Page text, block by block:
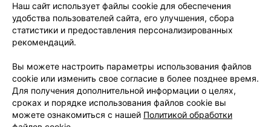
Публичный договор по использованию сервиса
«Афиша»
Пользовательское соглашение
Связаться по вопросам сотрудничества
Написать руководителю relax.by
Персональные настройки cookie
Обработка персональных данных
Наш сайт использует файлы cookie для обеспечения
удобства пользователей сайта, его улучшения, сбора
статистики и предоставления персонализированных
рекомендаций.
Вы можете настроить параметры использования файлов
cookie или изменить свое согласие в более позднее время.
Для получения дополнительной информации о целях,
сроках и порядке использования файлов cookie вы
можете ознакомиться с нашей Политикой обработки